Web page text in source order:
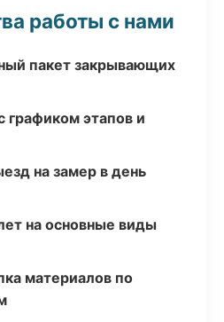
работы с нами
пакет закрывающих
графиком этапов и
на замер в день
на основные виды
материалов по